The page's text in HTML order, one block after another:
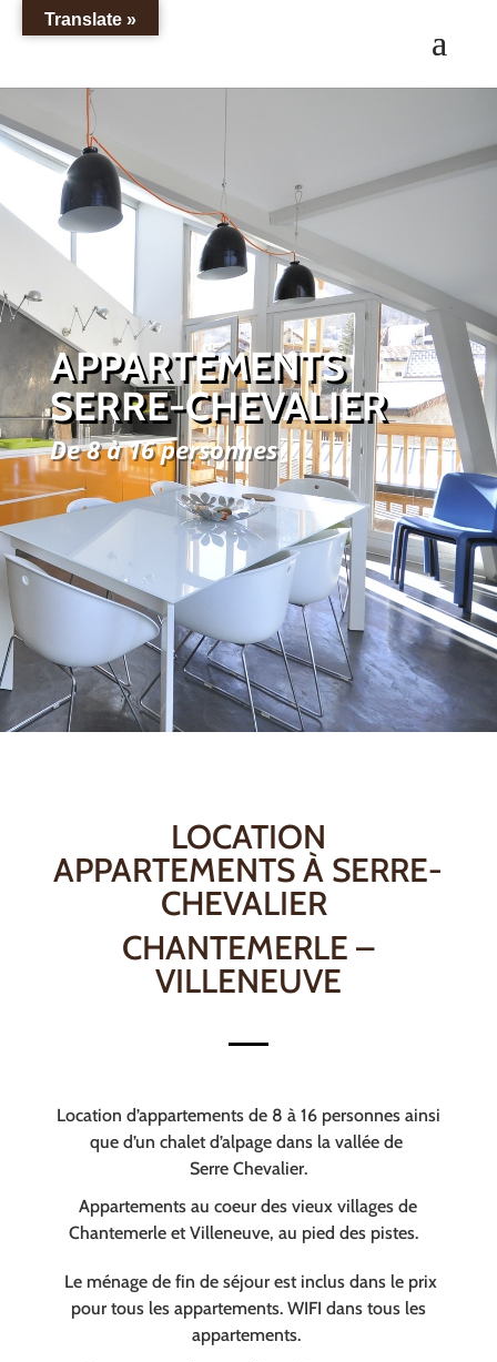
APPARTEMENTS
SERRE-CHEVALIER
De 8 à 16 personnes
LOCATION
APPARTEMENTS À SERRE-
CHEVALIER
CHANTEMERLE –
VILLENEUVE
Location d’appartements de 8 à 16 personnes ainsi
que d’un chalet d’alpage dans la vallée de
Serre Chevalier.
Appartements au coeur des vieux villages de
Chantemerle et Villeneuve, au pied des pistes.
Le ménage de fin de séjour est inclus dans le prix
pour tous les appartements. WIFI dans tous les
appartements.
Translate »